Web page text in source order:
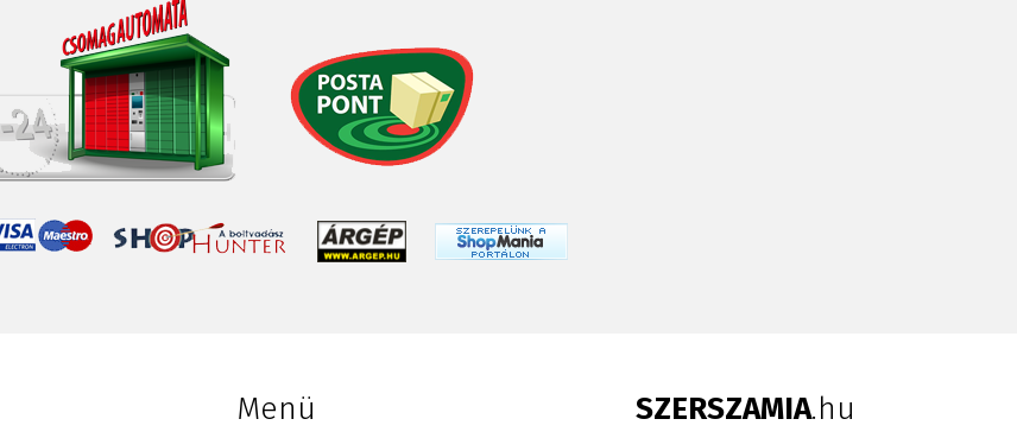
Menü SZERSZAMIA.hu